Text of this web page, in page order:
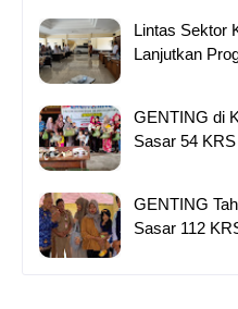
Lintas Sektor
Lanjutkan
GENTING di
Sasar 54 KRS
GENTING
Sasar 112